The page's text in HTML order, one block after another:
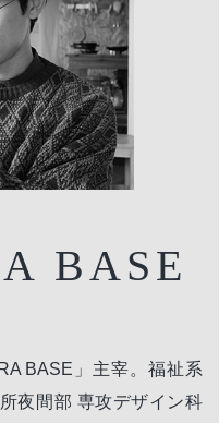
BASE
BASE」主宰。福祉系
夜間部 専攻デザイン科